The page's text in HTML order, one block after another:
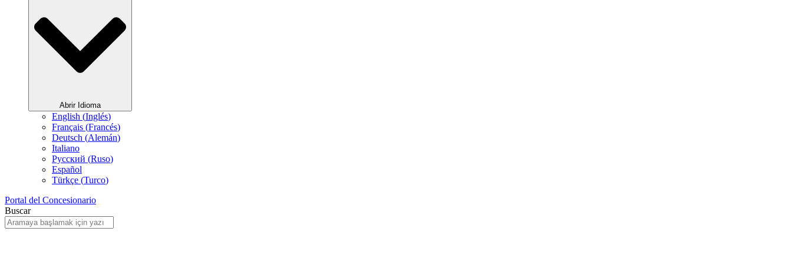
Abrir Idioma
English (Inglés)
Français (Francés)
Deutsch (Alemán)
Italiano
Русский (Ruso)
Español
Türkçe (Turco)
Portal del Concesionario
Buscar